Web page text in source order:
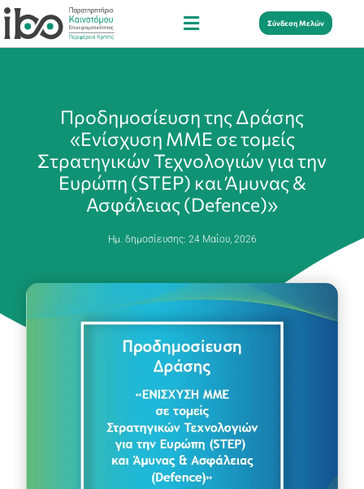
Σύνδεση Μελών
Προδημοσίευση της Δράσης
«Ενίσχυση ΜΜΕ σε τομείς
Στρατηγικών Τεχνολογιών για την
Ευρώπη (STEP) και Άμυνας &
Ασφάλειας (Defence)»
Ημ. δημοσίευσης: 24 Μαΐου, 2026